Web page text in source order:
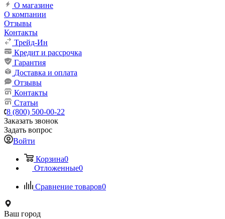
О магазине
О компании
Отзывы
Контакты
Трейд-Ин
Кредит и рассрочка
Гарантия
Доставка и оплата
Отзывы
Контакты
Статьи
8 (800) 500-00-22
Заказать звонок
Задать вопрос
Войти
Корзина0
Отложенные0
Сравнение товаров0
Ваш город